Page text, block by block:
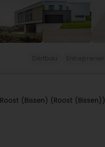
Roost (Bissen) (Roost (Bissen))